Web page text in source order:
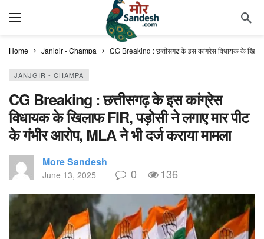
Home Janjgir - Champa CG Breaking : छत्तीसगढ़ के इस कांग्रेस विधायक के खिलाफ
JANJGIR - CHAMPA
CG Breaking : छत्तीसगढ़ के इस कांग्रेस
विधायक के खिलाफ FIR, पड़ोसी ने लगाए मार पीट
के गंभीर आरोप, MLA ने भी दर्ज कराया मामला
More Sandesh
June 13, 2025 0 136